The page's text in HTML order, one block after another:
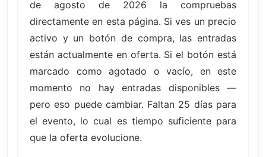
de agosto de 2026 la compruebas
directamente en esta página. Si ves un precio
activo y un botón de compra, las entradas
están actualmente en oferta. Si el botón está
marcado como agotado o vacío, en este
momento no hay entradas disponibles —
pero eso puede cambiar. Faltan 25 días para
el evento, lo cual es tiempo suficiente para
que la oferta evolucione.